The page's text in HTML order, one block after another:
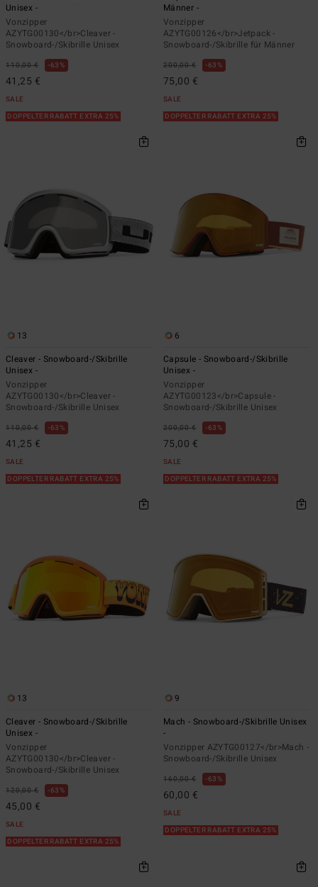
Unisex -
Vonzipper
AZYTG00130</br>Cleaver -
Snowboard-/Skibrille Unisex
110,00 € 63%
41,25 €
SALE
DOPPELTER RABATT EXTRA 25%
Männer -
Vonzipper
AZYTG00126</br>Jetpack -
Snowboard-/Skibrille für Männer
200,00 € 63%
75,00 €
SALE
DOPPELTER RABATT EXTRA 25%
13
Cleaver - Snowboard-/Skibrille
Unisex -
Vonzipper
AZYTG00130</br>Cleaver -
Snowboard-/Skibrille Unisex
110,00 € 63%
41,25 €
SALE
DOPPELTER RABATT EXTRA 25%
6
Capsule - Snowboard-/Skibrille
Unisex -
Vonzipper
AZYTG00123</br>Capsule -
Snowboard-/Skibrille Unisex
200,00 € 63%
75,00 €
SALE
DOPPELTER RABATT EXTRA 25%
13
Cleaver - Snowboard-/Skibrille
Unisex -
Vonzipper
AZYTG00130</br>Cleaver -
Snowboard-/Skibrille Unisex
120,00 € 63%
45,00 €
SALE
DOPPELTER RABATT EXTRA 25%
9
Mach - Snowboard-/Skibrille Unisex
-
Vonzipper AZYTG00127</br>Mach -
Snowboard-/Skibrille Unisex
160,00 € 63%
60,00 €
SALE
DOPPELTER RABATT EXTRA 25%